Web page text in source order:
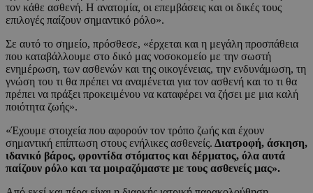
τον κάθε ασθενή. Η ανατομία, οι επεμβάσεις και οι δικές τους
επιλογές παίζουν σημαντικό ρόλο».
Σε αυτό το σημείο, πρόσθεσε, «έρχεται και η μεγάλη προσπάθεια
που καταβάλλουμε στο δικό μας νοσοκομείο με την σωστή
ενημέρωση, των ασθενών και της οικογένειας, την ενδυνάμωση, τη
γνώση του τι θα πρέπει να αναμένεται για τον ασθενή και το τι θα
πρέπει να πράξει προκειμένου να καταφέρει να ζήσει με μια καλή
ποιότητα ζωής».
«Έχουμε στοιχεία που αφορούν τον τρόπο ζωής και έχουν
σημαντική επίπτωση στους ενήλικες ασθενείς. Διατροφή, άσκηση,
ιδανικό βάρος, φροντίδα στόματος και δέρματος, όλα αυτά
παίζουν ρόλο και τα μοιραζόμαστε με τους ασθενείς μας».